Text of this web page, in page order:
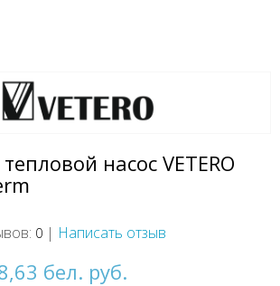
насос VETERO
0 | Написать отзыв
бел. руб.